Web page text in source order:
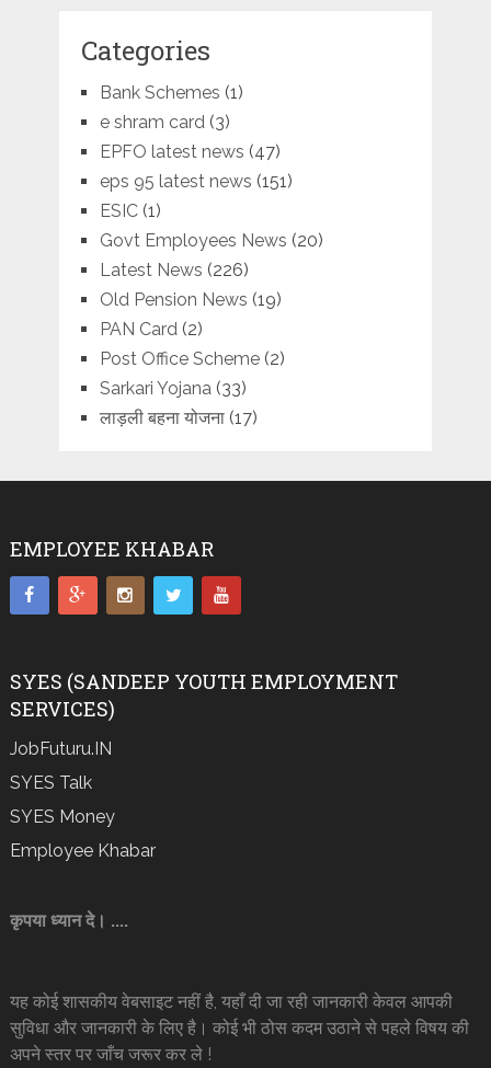
Categories
Bank Schemes (1)
e shram card (3)
EPFO latest news (47)
eps 95 latest news (151)
ESIC(1)
Govt Employees News (20)
Latest News (226)
Old Pension News (19)
PAN Card (2)
Post Office Scheme(2)
Sarkari Yojana (33)
लाड़ली बहना योजना(17)
EMPLOYEE KHABAR
SYES (SANDEEP YOUTH EMPLOYMENT
SERVICES)
JobFuturu.IN
SYES Talk
SYES Money
Employee Khabar
कृपया ध्यान दे। ....
यह कोई शासकीय वेबसाइट नहीं है, यहाँ दी जा रही जानकारी केवल आपकी
सुविधा और जानकारी के लिए है। कोई भी ठोस कदम उठाने से पहले विषय की
अपने स्तर पर जाँच जरूर कर ले !